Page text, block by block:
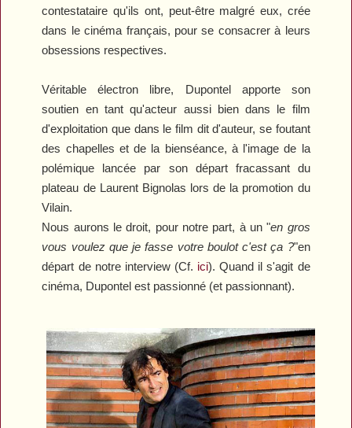
contestataire qu'ils ont, peut-être malgré eux, crée
dans le cinéma français, pour se consacrer à leurs
obsessions respectives.
Véritable électron libre, Dupontel apporte son
soutien en tant qu'acteur aussi bien dans le film
d'exploitation que dans le film dit d'auteur, se foutant
des chapelles et de la bienséance, à l'image de la
polémique lancée par son départ fracassant du
plateau de Laurent Bignolas lors de la promotion du
Vilain.
Nous aurons le droit, pour notre part, à un "en gros
vous voulez que je fasse votre boulot c'est ça ?"en
départ de notre interview (Cf. ici). Quand il s'agit de
cinéma, Dupontel est passionné (et passionnant).